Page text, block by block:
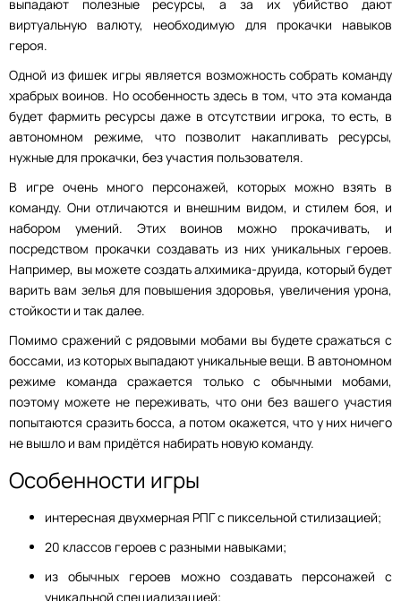
выпадают полезные ресурсы, а за их убийство дают
виртуальную валюту, необходимую для прокачки навыков
героя.
Одной из фишек игры является возможность собрать команду
храбрых воинов. Но особенность здесь в том, что эта команда
будет фармить ресурсы даже в отсутствии игрока, то есть, в
автономном режиме, что позволит накапливать ресурсы,
нужные для прокачки, без участия пользователя.
В игре очень много персонажей, которых можно взять в
команду. Они отличаются и внешним видом, и стилем боя, и
набором умений. Этих воинов можно прокачивать, и
посредством прокачки создавать из них уникальных героев.
Например, вы можете создать алхимика-друида, который будет
варить вам зелья для повышения здоровья, увеличения урона,
стойкости и так далее.
Помимо сражений с рядовыми мобами вы будете сражаться с
боссами, из которых выпадают уникальные вещи. В автономном
режиме команда сражается только с обычными мобами,
поэтому можете не переживать, что они без вашего участия
попытаются сразить босса, а потом окажется, что у них ничего
не вышло и вам придётся набирать новую команду.
Особенности игры
интересная двухмерная РПГ с пиксельной стилизацией;
20 классов героев с разными навыками;
из обычных героев можно создавать персонажей с
уникальной специализацией;